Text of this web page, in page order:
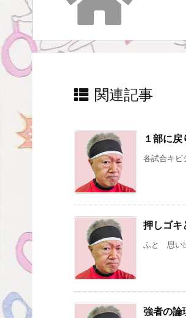
関連記事
１部に戻
各試合キビ
押しゴキ
ふと 思い
強者の論